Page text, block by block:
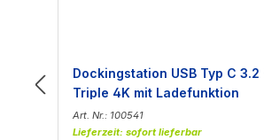
Dockingstation USB Typ C 3.2
Triple 4K mit Ladefunktion
Art. Nr.: 100541
Lieferzeit: sofort lieferbar